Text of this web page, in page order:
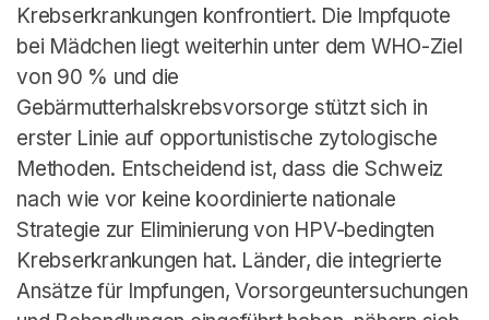
Krebserkrankungen konfrontiert. Die Impfquote
bei Mädchen liegt weiterhin unter dem WHO-Ziel
von 90 % und die
Gebärmutterhalskrebsvorsorge stützt sich in
erster Linie auf opportunistische zytologische
Methoden. Entscheidend ist, dass die Schweiz
nach wie vor keine koordinierte nationale
Strategie zur Eliminierung von HPV-bedingten
Krebserkrankungen hat. Länder, die integrierte
Ansätze für Impfungen, Vorsorgeuntersuchungen